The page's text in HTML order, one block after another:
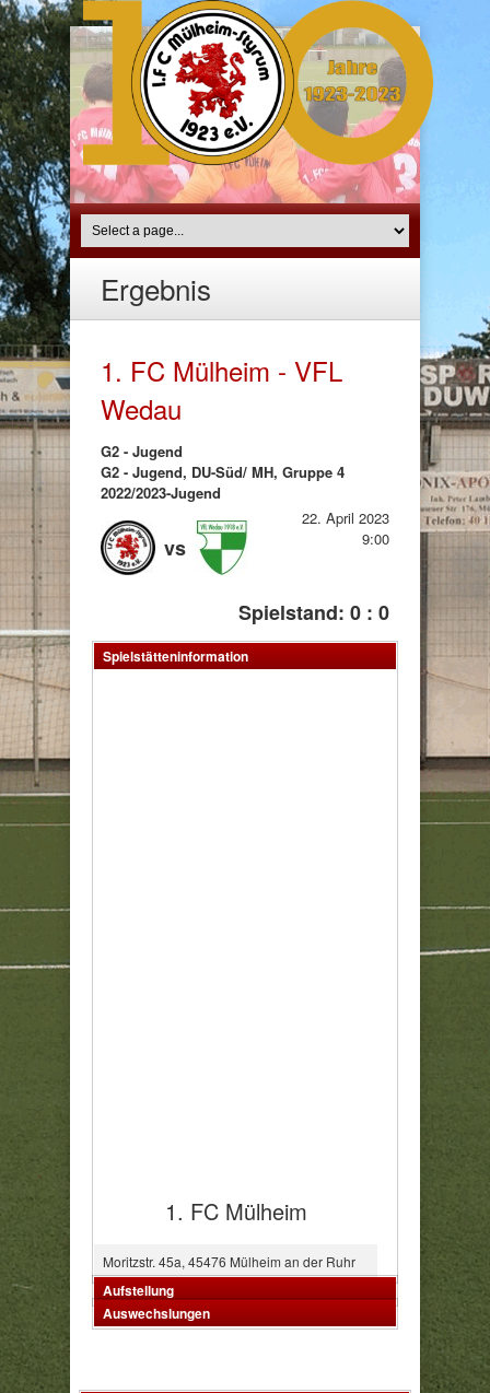
Ergebnis
1. FC Mülheim - VFL
Wedau
G2 - Jugend
G2 - Jugend, DU-Süd/ MH, Gruppe 4
2022/2023-Jugend
vs
22. April 2023
9:00
Spielstand: 0 : 0
Spielstätteninformation
1. FC Mülheim
Moritzstr. 45a, 45476 Mülheim an der Ruhr
Aufstellung
Auswechslungen